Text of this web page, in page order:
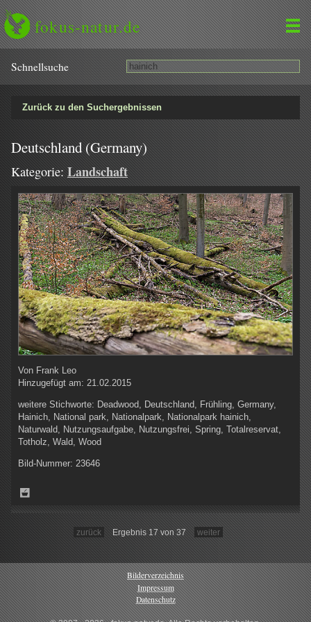
fokus-natur.de
Schnell­suche
Zurück zu den Suchergebnissen
Deutschland (Germany)
Kategorie: Landschaft
Von Frank Leo
Hinzugefügt am: 21.02.2015
weitere Stichworte: Deadwood, Deutschland, Frühling, Germany,
Hainich, National park, Nationalpark, Nationalpark hainich,
Naturwald, Nutzungsaufgabe, Nutzungsfrei, Spring, Totalreservat,
Totholz, Wald, Wood
Bild-Nummer: 23646
zurück Ergebnis 17 von 37 weiter
Bilderverzeichnis
Impressum
Datenschutz